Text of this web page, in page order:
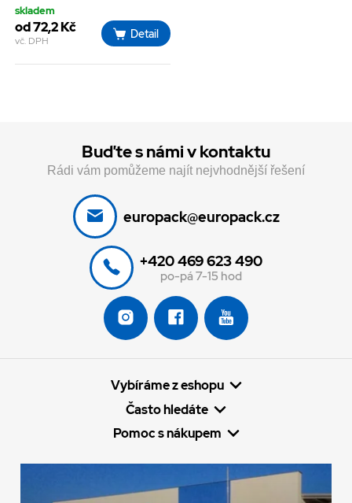
skladem
od 72,2 Kč
vč. DPH
Detail
Buďte s námi v kontaktu
Rádi vám pomůžeme najít nejvhodnější řešení
europack@europack.cz
+420 469 623 490
po-pá 7-15 hod
Vybíráme z eshopu
Často hledáte
Pomoc s nákupem